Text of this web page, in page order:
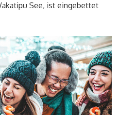
See, ist eingebettet